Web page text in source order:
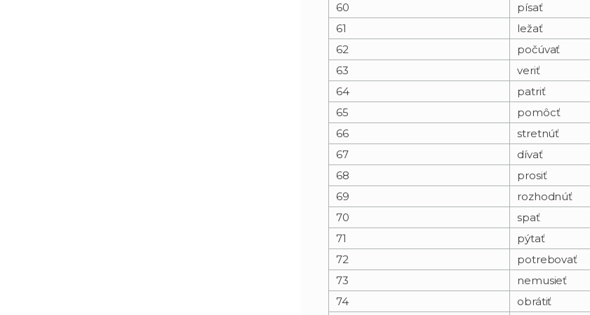
60
písať
61
ležať
62
počúvať
63
veriť
64
patriť
65
pomôcť
66
stretnúť
67
dívať
68
prosiť
69
rozhodnúť
70
spať
71
pýtať
72
potrebovať
73
nemusieť
74
obrátiť